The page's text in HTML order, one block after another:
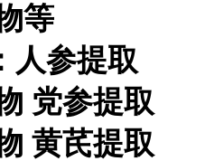
等
人参提取
党参提取
黄芪提取